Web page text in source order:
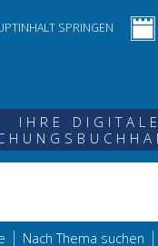
SPRINGEN
IHRE DIGITALE
| Nach Thema suchen |